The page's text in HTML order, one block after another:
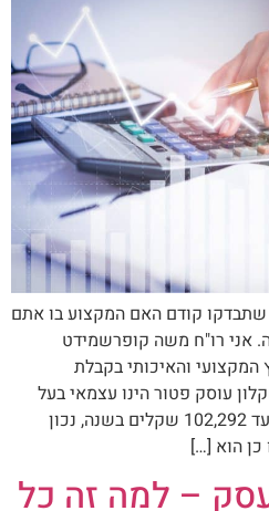
שתבדקו קודם האם המקצוע בו אתם
אני רו"ח משה קופרשמידט
והאיכותי בקבלת
עוסק פטור הינו עצמאי בעל
מחזור הכנסות המגיע לסך של עד 102,292 שקלים בשנה, נכון
– למה זה כל